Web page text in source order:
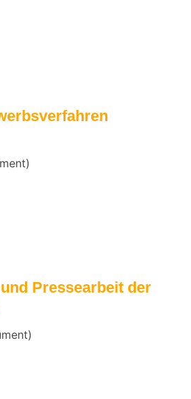
Pressearbeit der